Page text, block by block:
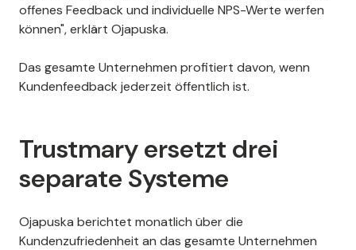
offenes Feedback und individuelle NPS-Werte werfen
können", erklärt Ojapuska.
Das gesamte Unternehmen profitiert davon, wenn
Kundenfeedback jederzeit öffentlich ist.
Trustmary ersetzt drei
separate Systeme
Ojapuska berichtet monatlich über die
Kundenzufriedenheit an das gesamte Unternehmen